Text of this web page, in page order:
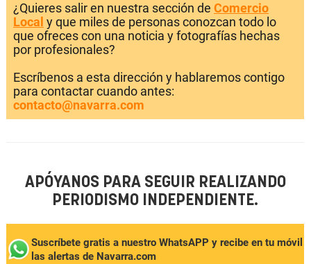
¿Quieres salir en nuestra sección de Comercio
Local y que miles de personas conozcan todo lo
que ofreces con una noticia y fotografías hechas
por profesionales?
Escríbenos a esta dirección y hablaremos contigo
para contactar cuando antes:
contacto@navarra.com
APÓYANOS PARA SEGUIR REALIZANDO
PERIODISMO INDEPENDIENTE.
Suscríbete gratis a nuestro WhatsAPP y recibe en tu móvil
las alertas de Navarra.com